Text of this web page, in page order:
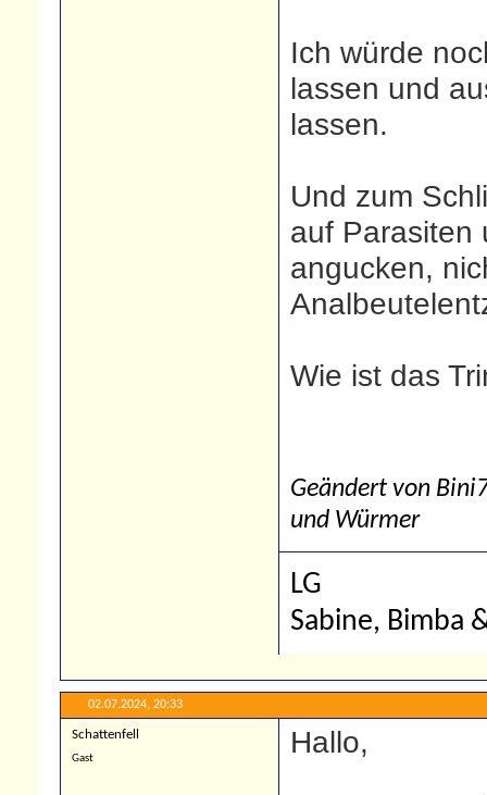
Ich würde
lassen und
lassen.
Und zum
auf Parasiten
angucken,
Wie ist das
Geändert von
und Würmer
LG
Sabine, Bimba
02.07.2024, 20:33
Schattenfell
Gast Hallo,